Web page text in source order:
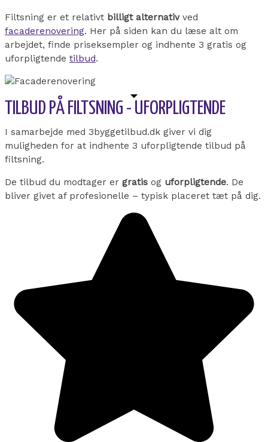
Filtsning er et relativt billigt alternativ ved
facaderenovering. Her på siden kan du læse alt om
arbejdet, finde priseksempler og indhente 3 gratis og
uforpligtende tilbud.
TILBUD PÅ FILTSNING - UFORPLIGTENDE
I samarbejde med 3byggetilbud.dk giver vi dig
muligheden for at indhente 3 uforpligtende tilbud på
filtsning.
De tilbud du modtager er gratis og uforpligtende. De
bliver givet af profesionelle – typisk placeret tæt på dig.